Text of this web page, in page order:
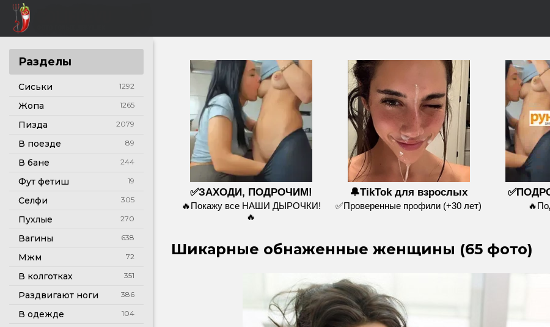
Разделы
Сиськи 1292
Жопа 1265
Пизда 2079
В поезде 89
В бане 244
Фут фетиш 19
Селфи 305
Пухлые 270
Вагины 638
Мжм 72
В колготках 351
Раздвигают ноги 386
В одежде 104
✅ЗАХОДИ, ПОДРОЧИМ!
🔥Покажу все НАШИ ДЫРОЧКИ!
🔥
🔔TikTok для взрослых
✅Проверенные профили (+30 лет)
Шикарные обнаженные женщины (65 фото)